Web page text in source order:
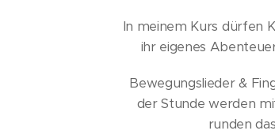
In meinem Kurs dürfen
ihr eigenes
Bewegungslieder &
der Stunde werden
runden